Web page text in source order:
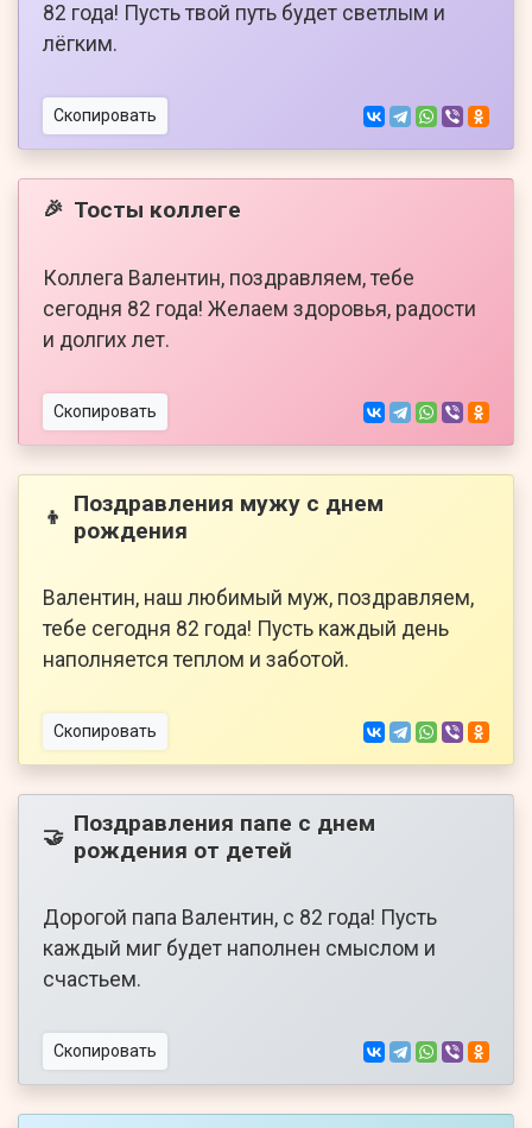
82 года! Пусть твой путь будет светлым и
лёгким.
Скопировать
🎉 Тосты коллеге
Коллега Валентин, поздравляем, тебе
сегодня 82 года! Желаем здоровья, радости
и долгих лет.
Скопировать
👦
Поздравления мужу с днем
рождения
Валентин, наш любимый муж, поздравляем,
тебе сегодня 82 года! Пусть каждый день
наполняется теплом и заботой.
Скопировать
🤝 Поздравления папе с днем
рождения от детей
Дорогой папа Валентин, с 82 года! Пусть
каждый миг будет наполнен смыслом и
счастьем.
Скопировать